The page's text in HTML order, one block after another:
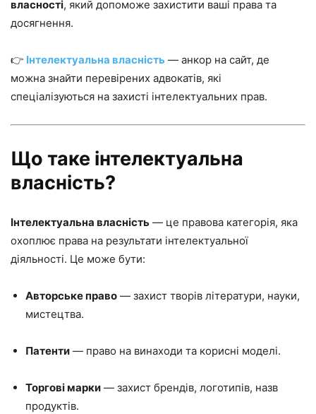
власності, який допоможе захистити ваші права та
досягнення.
👉 Інтелектуальна власність — анкор на сайт, де
можна знайти перевірених адвокатів, які
спеціалізуються на захисті інтелектуальних прав.
Що таке інтелектуальна
власність?
Інтелектуальна власність — це правова категорія, яка
охоплює права на результати інтелектуальної
діяльності. Це може бути:
Авторське право — захист творів літератури, науки,
мистецтва.
Патенти — право на винаходи та корисні моделі.
Торгові марки — захист брендів, логотипів, назв
продуктів.